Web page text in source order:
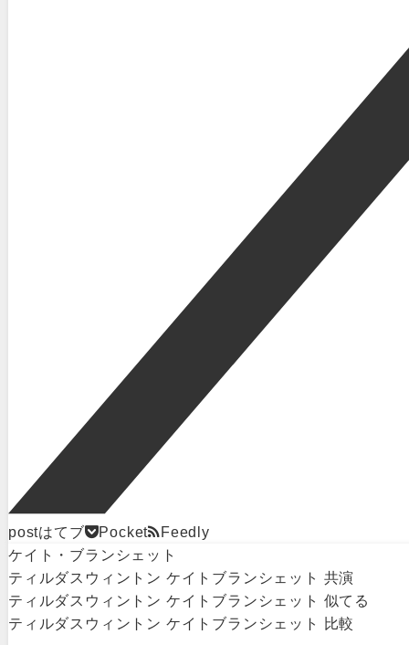
postはてブ Pocket
Feedly
ケイト・ブランシェット
ティルダスウィントン ケイトブランシェット 共演
ティルダスウィントン ケイトブランシェット 似てる
ティルダスウィントン ケイトブランシェット 比較